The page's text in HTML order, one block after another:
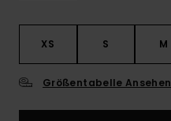
XS S M
Größentabelle Ansehen